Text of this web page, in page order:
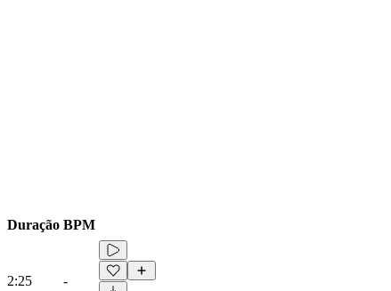
Duração BPM
2:25 -